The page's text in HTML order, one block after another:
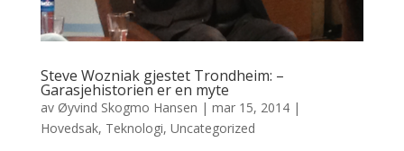
Steve Wozniak gjestet Trondheim: –
Garasjehistorien er en myte
av Øyvind Skogmo Hansen | mar 15, 2014|
Hovedsak, Teknologi, Uncategorized